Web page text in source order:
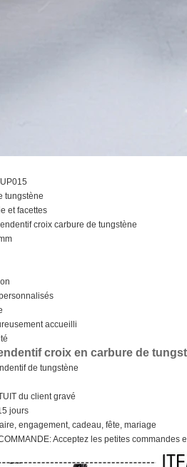
tungstène
et facettes
croix carbure de tungstène
accueilli
croix en carbure de
de tungstène
du client gravé
jours
engagement, cadeau, fête, mariage
Acceptez les petites commandes